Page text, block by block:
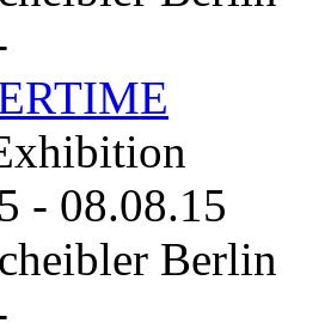
- 08.08.15
Berlin